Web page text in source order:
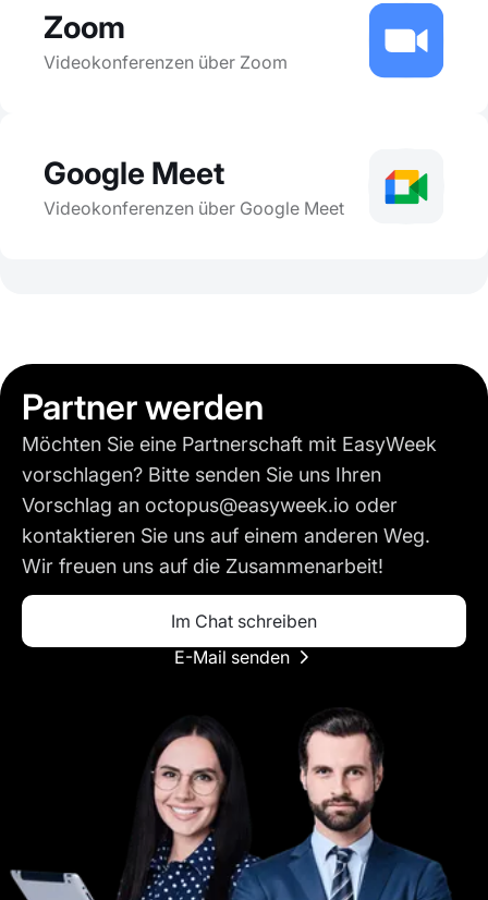
Zoom
Videokonferenzen über Zoom
Google Meet
Videokonferenzen über Google Meet
Partner werden
Möchten Sie eine Partnerschaft mit EasyWeek
vorschlagen? Bitte senden Sie uns Ihren
Vorschlag an octopus@easyweek.io oder
kontaktieren Sie uns auf einem anderen Weg.
Wir freuen uns auf die Zusammenarbeit!
Im Chat schreiben
E-Mail senden